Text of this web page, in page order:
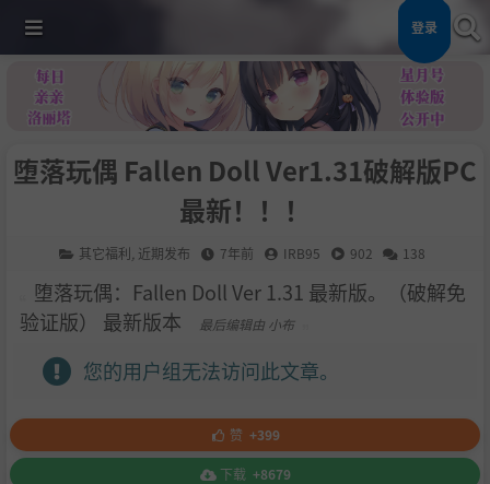
登录
堕落玩偶 Fallen Doll Ver1.31破解版PC
最新！！！
其它福利 近期发布 7年前 IRB95 902 138
堕落玩偶：Fallen Doll Ver 1.31 最新版。（破解免
验证版） 最新版本
最后编辑由 小布
您的用户组无法访问此文章。
赞 +399
下载 +8679